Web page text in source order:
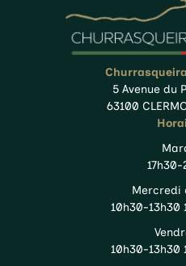
5 Avenue du
63100
17h30-
Mercredi
10h30-13h30
10h30-13h30